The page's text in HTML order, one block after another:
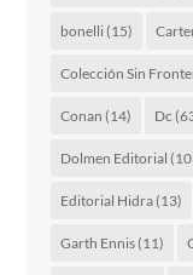
bonelli(15)
Colección Sin
Conan (14) Dc
Dolmen Editorial
Editorial Hidra(13)
Garth Ennis(11)